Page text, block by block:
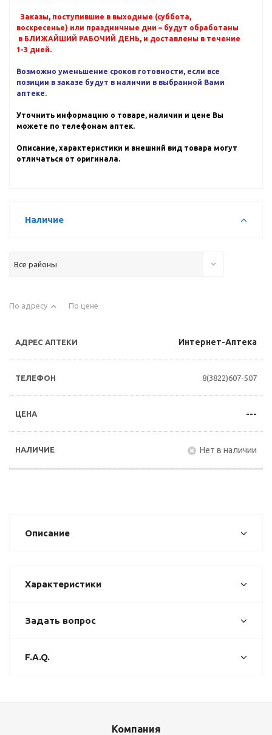
Заказы, поступившие в выходные (суббота,
воскресенье) или праздничные дни – будут обработаны
в БЛИЖАЙШИЙ РАБОЧИЙ ДЕНЬ, и доставлены в течение
1-3 дней.
Возможно уменьшение сроков готовности, если все
позиции в заказе будут в наличии в выбранной Вами
аптеке.
Уточнить информацию о товаре, наличии и цене Вы
можете по телефонам аптек.
Описание, характеристики и внешний вид товара могут
отличаться от оригинала.
Наличие
Все районы
По адресу По цене
Интернет-Аптека
8(3822)607-507
---
Нет в наличии
Описание
Характеристики
Задать вопрос
F.A.Q.
Компания